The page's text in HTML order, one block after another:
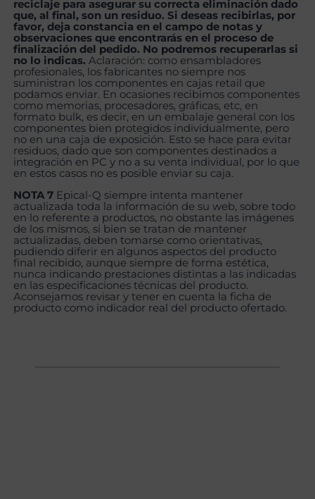
reciclaje para asegurar su correcta eliminación dado
que, al final, son un residuo. Si deseas recibirlas, por
favor, deja constancia en el campo de notas y
observaciones que encontrarás en el proceso de
finalización del pedido. No podremos recuperarlas si
no lo indicas. Aclaración: como ensambladores
profesionales, los fabricantes no siempre nos
suministran los componentes en cajas retail que
podamos enviar. En ocasiones recibimos componentes
como memorias, procesadores, gráficas, etc, en
formato bulk, es decir, en un embalaje general con los
componentes bien protegidos individualmente, pero
no en una caja de exposición. Esto se hace para evitar
residuos, dado que son componentes destinados a
integración en PC y no a su venta individual, por lo que
en estos casos no es posible enviar su caja.
NOTA 7 Epical-Q siempre intenta mantener
actualizada toda la información de su web, sobre todo
en lo referente a productos, no obstante las imágenes
de los mismos, si bien se tratan de mantener
actualizadas, deben tomarse como orientativas,
pudiendo diferir en algunos aspectos del producto
final recibido, aunque siempre de forma estética,
nunca indicando prestaciones distintas a las indicadas
en las especificaciones técnicas del producto.
Aconsejamos revisar y tener en cuenta la ficha de
producto como indicador real del producto ofertado.